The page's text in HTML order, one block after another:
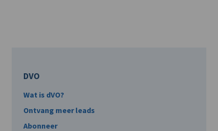
DVO
Wat is dVO?
Ontvang meer leads
Abonneer